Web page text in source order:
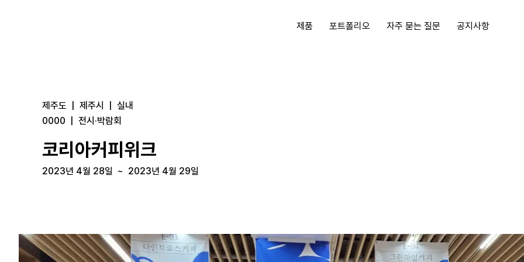
제품 포트폴리오 자주 묻는 질문 공지사항
제주도 제주시
실내
0000
전시·박람회
코리아커피위크
2023년 4월 28일 ~ 2023년 4월 29일